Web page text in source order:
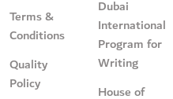
Terms &
Conditions
Quality
Policy
Dubai
International
Program for
Writing
House of